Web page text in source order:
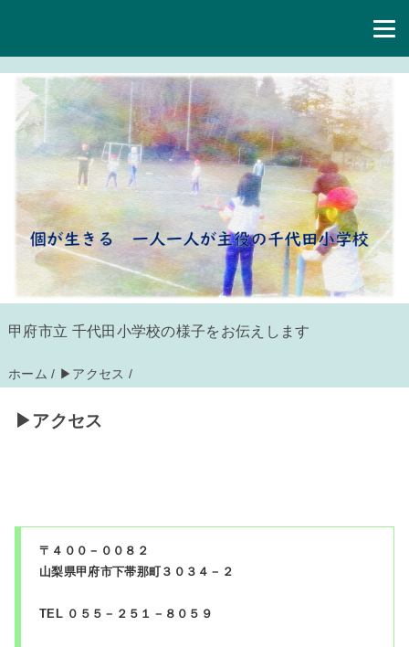
甲府市立 千代田小学校の様子をお伝えします
ホーム / ▶アクセス /
▶アクセス
〒４００－００８２
山梨県甲府市下帯那町３０３４－２
TEL ０５５－２５１－８０５９